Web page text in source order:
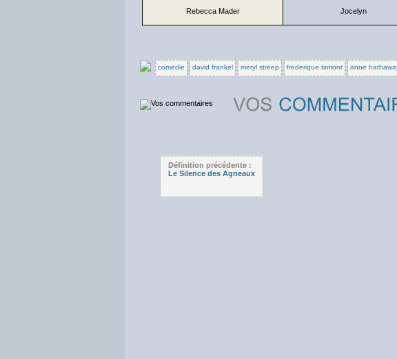
Rebecca Mader Jocelyn
comedie david frankel meryl streep frederique tirmont anne
Définition précédente :
Le Silence des Agneaux